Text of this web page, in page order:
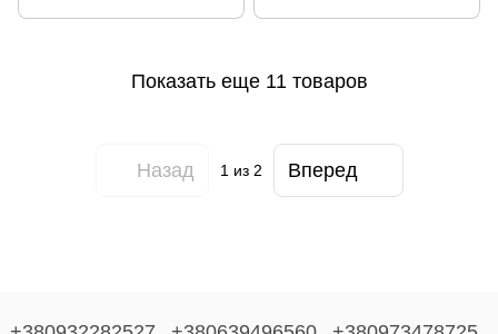
Показать еще 11 товаров
Назад 1из 2 Вперед